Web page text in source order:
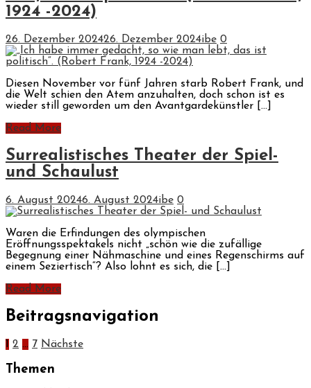
1924 -2024)
26. Dezember 202426. Dezember 2024ibe 0
Diesen November vor fünf Jahren starb Robert Frank, und
die Welt schien den Atem anzuhalten, doch schon ist es
wieder still geworden um den Avantgardekünstler […]
Read More
Surrealistisches Theater der Spiel-
und Schaulust
6. August 20246. August 2024ibe 0
Waren die Erfindungen des olympischen
Eröffnungsspektakels nicht „schön wie die zufällige
Begegnung einer Nähmaschine und eines Regenschirms auf
einem Seziertisch“? Also lohnt es sich, die […]
Read More
Beitragsnavigation
1 2 … 7 Nächste
Themen